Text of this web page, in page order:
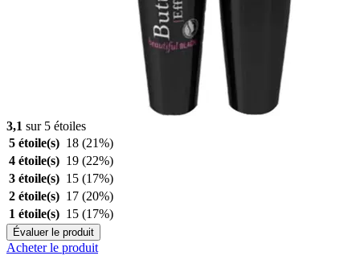
3,1 sur 5 étoiles
5 étoile(s) 18 (21%)
4 étoile(s) 19 (22%)
3 étoile(s) 15 (17%)
2 étoile(s) 17 (20%)
1 étoile(s) 15 (17%)
Évaluer le produit
Acheter le produit